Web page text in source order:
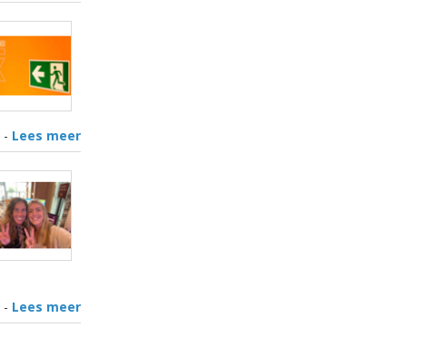
- Lees meer
- Lees meer